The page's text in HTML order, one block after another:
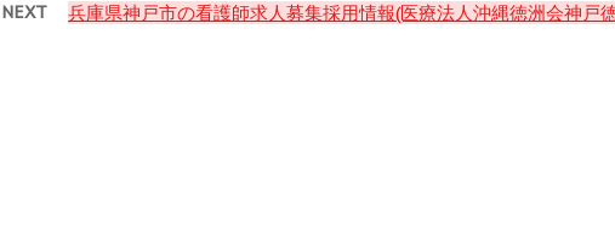
NEXT 兵庫県神戸市の看護師求人募集採用情報(医療法人沖縄徳洲会神戸